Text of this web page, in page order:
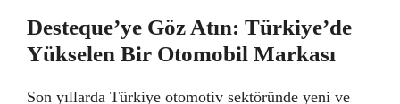
Desteque’ye Göz Atın: Türkiye’de
Yükselen Bir Otomobil Markası
Son yıllarda Türkiye otomotiv sektöründe yeni ve